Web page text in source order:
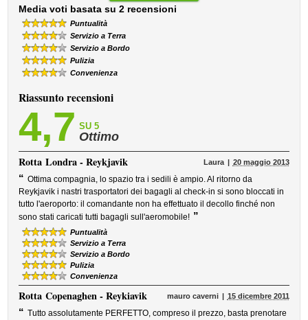
Media voti basata su 2 recensioni
Puntualità
Servizio a Terra
Servizio a Bordo
Pulizia
Convenienza
Riassunto recensioni
4,7 SU 5
Ottimo
RottaLondra - Reykjavik Laura 20 maggio 2013
“ Ottima compagnia, lo spazio tra i sedili è ampio. Al ritorno da
Reykjavik i nastri trasportatori dei bagagli al check-in si sono bloccati in
tutto l'aeroporto: il comandante non ha effettuato il decollo finché non
sono stati caricati tutti bagagli sull'aeromobile! ”
Puntualità
Servizio a Terra
Servizio a Bordo
Pulizia
Convenienza
RottaCopenaghen - Reykiavik mauro caverni 15 dicembre 2011
“ Tutto assolutamente PERFETTO, compreso il prezzo, basta prenotare